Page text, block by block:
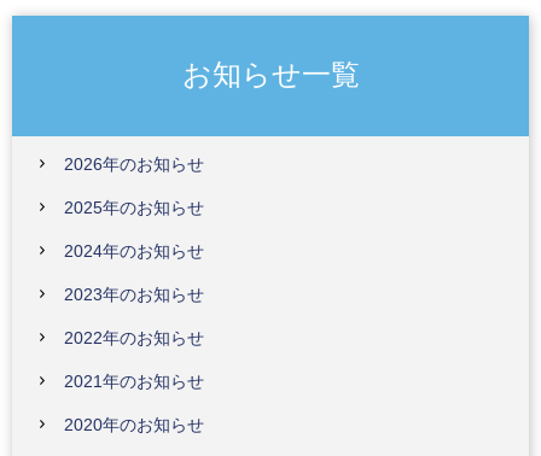
お知らせ一覧
2026年のお知らせ
2025年のお知らせ
2024年のお知らせ
2023年のお知らせ
2022年のお知らせ
2021年のお知らせ
2020年のお知らせ